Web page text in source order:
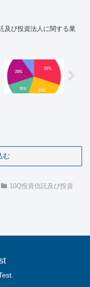
及び投資法人に関する業
む
10Q投資信託及び投資